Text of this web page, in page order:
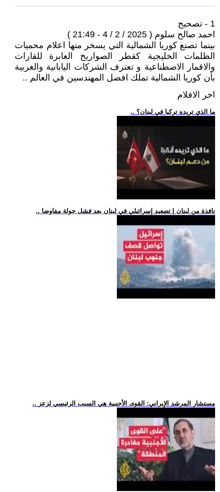
1 - تصحيح
احمد صالح سلوم ( 2025 / 2 / 4 - 21:49 )
بينما تصنع كوريا الشمالية التي يسخر منها اعلام محميات
الظلمات الخليجية كقطر الصواريخ العابرة للقارات
والاقمار الاصطناعية و تعترف الشركات اليابانية والغربية
بأن كوريا الشمالية تملك افضل المهندسين في العالم ..
اخر الافلام
.. ما الذي تريده تركيا في لبنان؟
.. نافذة من لبنان | تصعيد إسرائيلي في لبنان بعد فشل جولة مفاوضا
.. مستشار المرشد الإيراني: القوى الأجنبية هي السبب الرئيسي لزعز